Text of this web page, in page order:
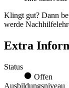
Klingt gut? Dann
werde
Extra
Status
Offen
Ausbildungsniveau